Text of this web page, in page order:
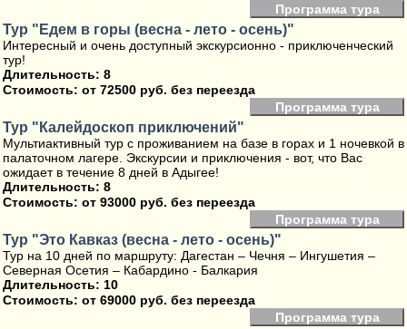
Программа тура
Тур "Едем в горы (весна - лето - осень)"
Интересный и очень доступный экскурсионно - приключенческий
тур!
Длительность: 8
Стоимость: от 72500 руб. без переезда
Программа тура
Тур "Калейдоскоп приключений"
Мультиактивный тур с проживанием на базе в горах и 1 ночевкой в
палаточном лагере. Экскурсии и приключения - вот, что Вас
ожидает в течение 8 дней в Адыгее!
Длительность: 8
Стоимость: от 93000 руб. без переезда
Программа тура
Тур "Это Кавказ (весна - лето - осень)"
Тур на 10 дней по маршруту: Дагестан – Чечня – Ингушетия –
Северная Осетия – Кабардино - Балкария
Длительность: 10
Стоимость: от 69000 руб. без переезда
Программа тура